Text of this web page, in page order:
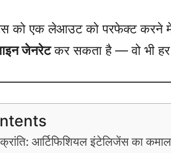
को एक लेआउट को परफेक्ट करने
जेनरेटकर सकता है — वो भी हर
आर्टिफिशियल इंटेलिजेंस का कमाल